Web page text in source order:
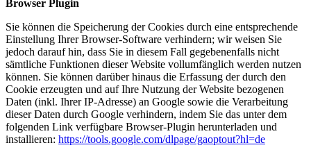
Browser Plugin
Sie können die Speicherung der Cookies durch eine entsprechende
Einstellung Ihrer Browser-Software verhindern; wir weisen Sie
jedoch darauf hin, dass Sie in diesem Fall gegebenenfalls nicht
sämtliche Funktionen dieser Website vollumfänglich werden nutzen
können. Sie können darüber hinaus die Erfassung der durch den
Cookie erzeugten und auf Ihre Nutzung der Website bezogenen
Daten (inkl. Ihrer IP-Adresse) an Google sowie die Verarbeitung
dieser Daten durch Google verhindern, indem Sie das unter dem
folgenden Link verfügbare Browser-Plugin herunterladen und
installieren: https://tools.google.com/dlpage/gaoptout?hl=de